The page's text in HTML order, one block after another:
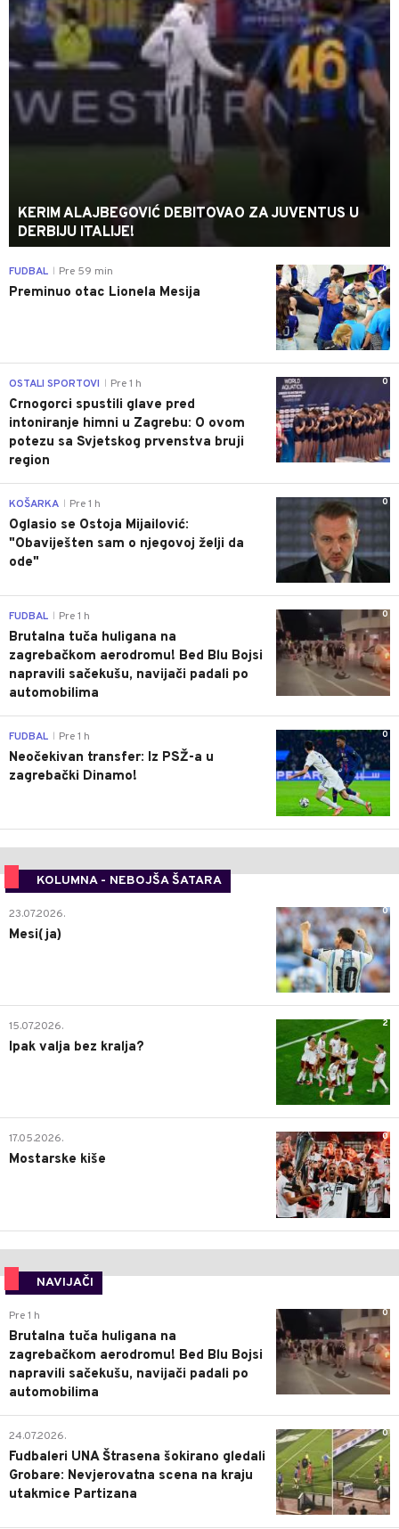
KERIM ALAJBEGOVIĆ DEBITOVAO ZA JUVENTUS U
DERBIJU ITALIJE!
0
FUDBAL Pre 59 min
Preminuo otac Lionela Mesija
0
OSTALI SPORTOVI Pre 1 h
Crnogorci spustili glave pred
intoniranje himni u Zagrebu: O ovom
potezu sa Svjetskog prvenstva bruji
region
0
KOŠARKA Pre 1 h
Oglasio se Ostoja Mijailović:
"Obaviješten sam o njegovoj želji da
ode"
0
FUDBAL Pre 1 h
Brutalna tuča huligana na
zagrebačkom aerodromu! Bed Blu Bojsi
napravili sačekušu, navijači padali po
automobilima
0
FUDBAL Pre 1 h
Neočekivan transfer: Iz PSŽ-a u
zagrebački Dinamo!
KOLUMNA - NEBOJŠA ŠATARA
0
23.07.2026.
Mesi(ja)
2
15.07.2026.
Ipak valja bez kralja?
0
17.05.2026.
Mostarske kiše
NAVIJAČI
0
Pre 1 h
Brutalna tuča huligana na
zagrebačkom aerodromu! Bed Blu Bojsi
napravili sačekušu, navijači padali po
automobilima
0
24.07.2026.
Fudbaleri UNA Štrasena šokirano gledali
Grobare: Nevjerovatna scena na kraju
utakmice Partizana